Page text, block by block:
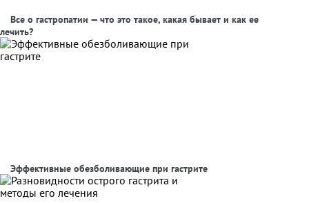
Все о гастропатии — что это такое, какая бывает и как ее
лечить?
Эффективные обезболивающие при гастрите